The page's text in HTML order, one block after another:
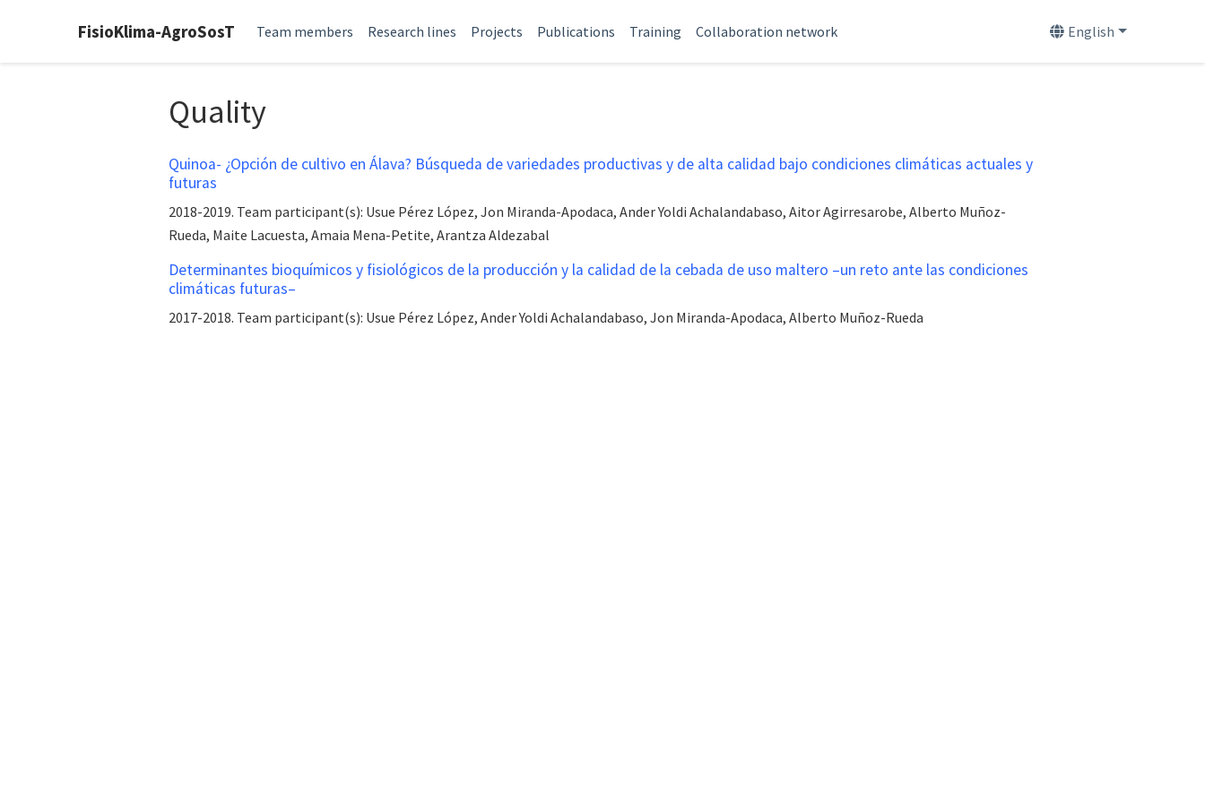
FisioKlima-AgroSosT Team members Research lines Projects Publications Training Collaboration network English
Quality
Quinoa- ¿Opción de cultivo en Álava? Búsqueda de variedades productivas y de alta calidad bajo condiciones climáticas actuales y
futuras
2018-2019. Team participant(s): Usue Pérez López, Jon Miranda-Apodaca, Ander Yoldi Achalandabaso, Aitor Agirresarobe, Alberto Muñoz-
Rueda, Maite Lacuesta, Amaia Mena-Petite, Arantza Aldezabal
Determinantes bioquímicos y fisiológicos de la producción y la calidad de la cebada de uso maltero –un reto ante las condiciones
climáticas futuras–
2017-2018. Team participant(s): Usue Pérez López, Ander Yoldi Achalandabaso, Jon Miranda-Apodaca, Alberto Muñoz-Rueda